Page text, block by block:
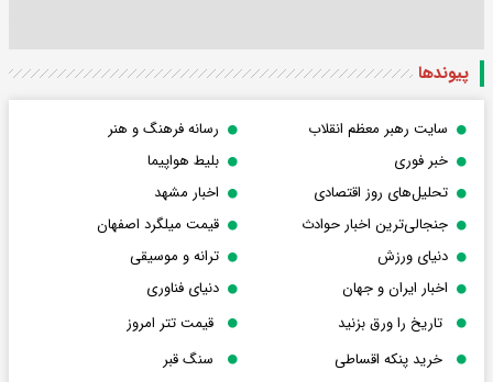
پیوندها
سایت رهبر معظم انقلاب
رسانه فرهنگ و هنر
خبر فوری
بلیط هواپیما
تحلیل‌های روز اقتصادی
اخبار مشهد
جنجالی‌ترین اخبار حوادث
قیمت میلگرد اصفهان
دنیای ورزش
ترانه و موسیقی
اخبار ایران و جهان
دنیای فناوری
تاریخ را ورق بزنید
قیمت تتر امروز
خرید پنکه اقساطی
سنگ قبر